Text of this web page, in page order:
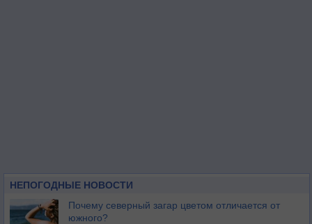
НЕПОГОДНЫЕ НОВОСТИ
Почему северный загар цветом отличается от
южного?